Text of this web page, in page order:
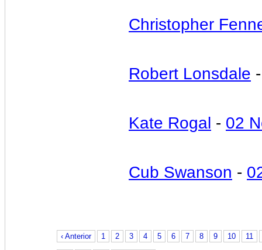
Christopher
Robert Lonsdale
Kate Rogal - 02
Cub Swanson -
‹ Anterior 1 2 3 4 5 6 7 8 9 10 11